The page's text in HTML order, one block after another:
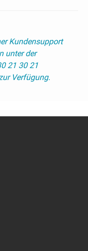
Kundensupport
unter der
21 30 21
Verfügung.